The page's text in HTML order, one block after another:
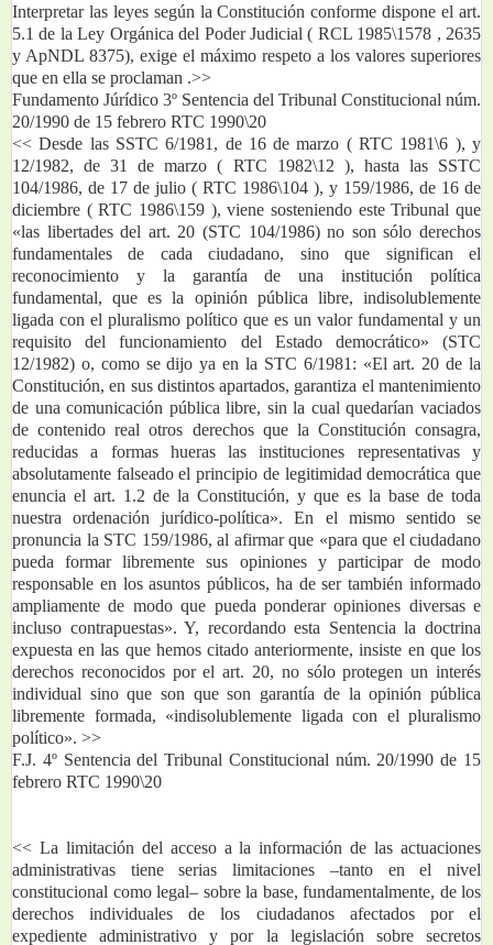
Interpretar las leyes según la Constitución conforme dispone el art.
5.1 de la Ley Orgánica del Poder Judicial ( RCL 1985\1578 , 2635
y ApNDL 8375), exige el máximo respeto a los valores superiores
que en ella se proclaman .>>
Fundamento Júrídico 3º Sentencia del Tribunal Constitucional núm.
20/1990 de 15 febrero RTC 1990\20
<< Desde las SSTC 6/1981, de 16 de marzo ( RTC 1981\6 ), y
12/1982, de 31 de marzo ( RTC 1982\12 ), hasta las SSTC
104/1986, de 17 de julio ( RTC 1986\104 ), y 159/1986, de 16 de
diciembre ( RTC 1986\159 ), viene sosteniendo este Tribunal que
«las libertades del art. 20 (STC 104/1986) no son sólo derechos
fundamentales de cada ciudadano, sino que significan el
reconocimiento y la garantía de una institución política
fundamental, que es la opinión pública libre, indisolublemente
ligada con el pluralismo político que es un valor fundamental y un
requisito del funcionamiento del Estado democrático» (STC
12/1982) o, como se dijo ya en la STC 6/1981: «El art. 20 de la
Constitución, en sus distintos apartados, garantiza el mantenimiento
de una comunicación pública libre, sin la cual quedarían vaciados
de contenido real otros derechos que la Constitución consagra,
reducidas a formas hueras las instituciones representativas y
absolutamente falseado el principio de legitimidad democrática que
enuncia el art. 1.2 de la Constitución, y que es la base de toda
nuestra ordenación jurídico-política». En el mismo sentido se
pronuncia la STC 159/1986, al afirmar que «para que el ciudadano
pueda formar libremente sus opiniones y participar de modo
responsable en los asuntos públicos, ha de ser también informado
ampliamente de modo que pueda ponderar opiniones diversas e
incluso contrapuestas». Y, recordando esta Sentencia la doctrina
expuesta en las que hemos citado anteriormente, insiste en que los
derechos reconocidos por el art. 20, no sólo protegen un interés
individual sino que son que son garantía de la opinión pública
libremente formada, «indisolublemente ligada con el pluralismo
político». >>
F.J. 4º Sentencia del Tribunal Constitucional núm. 20/1990 de 15
febrero RTC 1990\20
<< La limitación del acceso a la información de las actuaciones
administrativas tiene serias limitaciones –tanto en el nivel
constitucional como legal– sobre la base, fundamentalmente, de los
derechos individuales de los ciudadanos afectados por el
expediente administrativo y por la legislación sobre secretos